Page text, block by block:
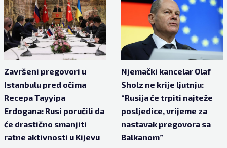
Završeni pregovori u
Istanbulu pred očima
Recepa Tayyipa
Erdogana: Rusi poručili da
će drastično smanjiti
ratne aktivnosti u Kijevu
Njemački kancelar Olaf
Sholz ne krije ljutnju:
“Rusija će trpiti najteže
posljedice, vrijeme za
nastavak pregovora sa
Balkanom”